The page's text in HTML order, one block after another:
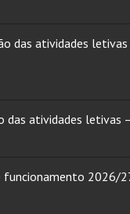
das atividades
das atividades letivas
funcionamento 2026/